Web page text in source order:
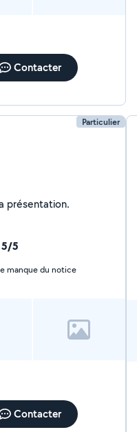
Contacter
Particulier
Je n'ai pas encore renseigné ma présentation.
5/5
manque du notice
Contacter